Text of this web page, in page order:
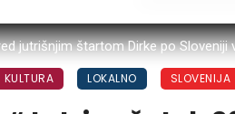
jutrišnjim štartom Dirke po Sloveniji
KULTURA LOKALNO SLOVENIJA